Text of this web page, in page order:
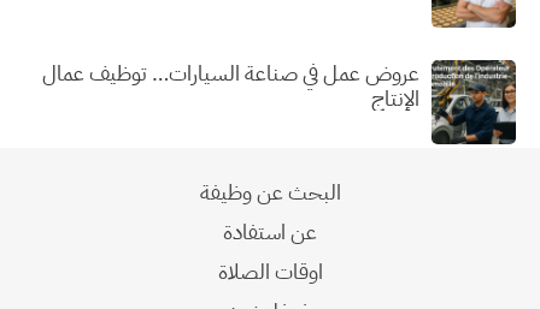
عروض عمل في صناعة السيارات… توظيف عمال
الإنتاج
البحث عن وظيفة
عن استفادة
اوقات الصلاة